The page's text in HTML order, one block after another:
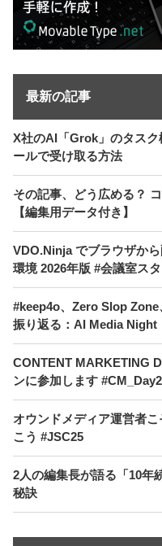
最新の記事
X社のAI「Grok」のタスク
ールで受け取る方法
その記事、どう広める？
【編集用データ付き】
VDO.Ninja でブラウザか
環境 2026年版 #会議室ス
#keep4o、Zero Slop
振り返る：AI Media Night
CONTENT MARKETING
ンに参加します
オウンドメディア運営者
こう #JSC25
2人の編集長が語る「10年
秘訣